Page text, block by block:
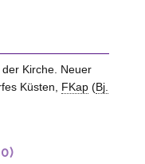
Kirche. Neuer
Küsten, FKap(Bj.